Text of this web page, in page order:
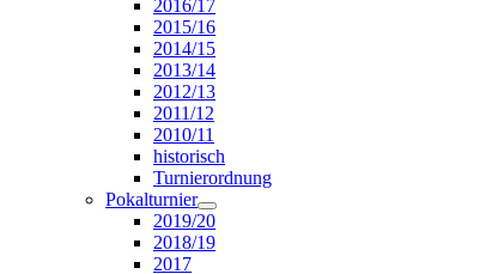
2016/17
2015/16
2014/15
2013/14
2012/13
2011/12
2010/11
historisch
Turnierordnung
Pokalturnier
2019/20
2018/19
2017